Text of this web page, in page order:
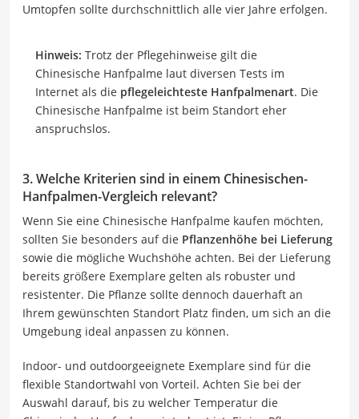
Umtopfen sollte durchschnittlich alle vier Jahre erfolgen.
Hinweis: Trotz der Pflegehinweise gilt die
Chinesische Hanfpalme laut diversen Tests im
Internet als die pflegeleichteste Hanfpalmenart. Die
Chinesische Hanfpalme ist beim Standort eher
anspruchslos.
3. Welche Kriterien sind in einem Chinesischen-
Hanfpalmen-Vergleich relevant?
Wenn Sie eine Chinesische Hanfpalme kaufen möchten,
sollten Sie besonders auf die Pflanzenhöhe bei Lieferung
sowie die mögliche Wuchshöhe achten. Bei der Lieferung
bereits größere Exemplare gelten als robuster und
resistenter. Die Pflanze sollte dennoch dauerhaft an
Ihrem gewünschten Standort Platz finden, um sich an die
Umgebung ideal anpassen zu können.
Indoor- und outdoorgeeignete Exemplare sind für die
flexible Standortwahl von Vorteil. Achten Sie bei der
Auswahl darauf, bis zu welcher Temperatur die